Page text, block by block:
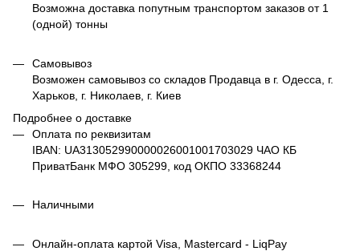
Возможна доставка попутным транспортом заказов от 1
(одной) тонны
Самовывоз
Возможен самовывоз со складов Продавца в г. Одесса, г.
Харьков, г. Николаев, г. Киев
Подробнее о доставке
Оплата по реквизитам
IBAN: UA313052990000026001001703029 ЧАО КБ
ПриватБанк МФО 305299, код ОКПО 33368244
Наличными
Онлайн-оплата картой Visa, Mastercard - LiqPay